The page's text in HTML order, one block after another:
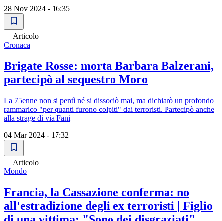
28 Nov 2024 - 16:35
Articolo
Cronaca
Brigate Rosse: morta Barbara Balzerani,
partecipò al sequestro Moro
La 75enne non si pentì né si dissociò mai, ma dichiarò un profondo
rammarico "per quanti furono colpiti" dai terroristi. Partecipò anche
alla strage di via Fani
04 Mar 2024 - 17:32
Articolo
Mondo
Francia, la Cassazione conferma: no
all'estradizione degli ex terroristi | Figlio